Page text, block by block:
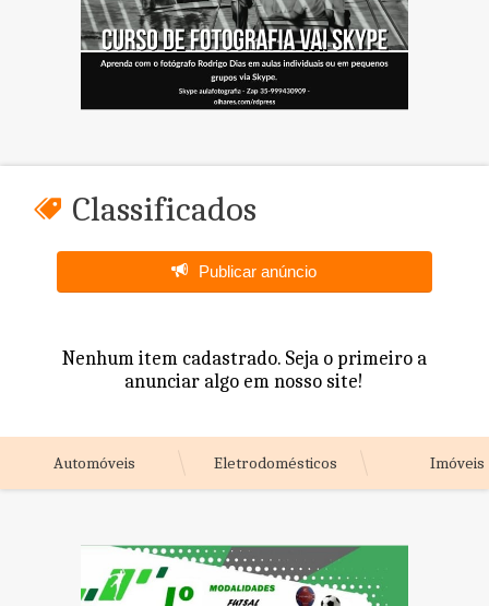
Classificados
Publicar anúncio
Nenhum item cadastrado. Seja o primeiro a
anunciar algo em nosso site!
Automóveis Eletrodomésticos Imóveis